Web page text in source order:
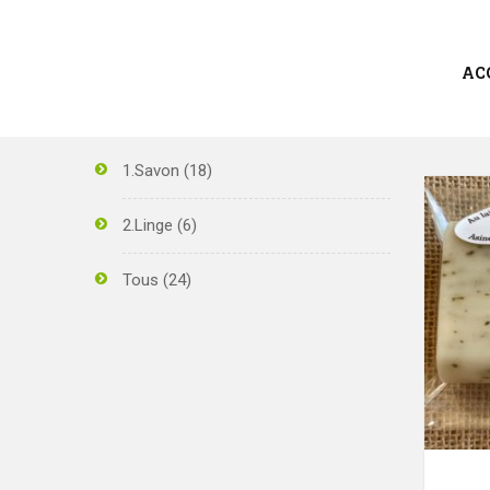
1.Savon (18)
2.Linge (6)
Tous (24)